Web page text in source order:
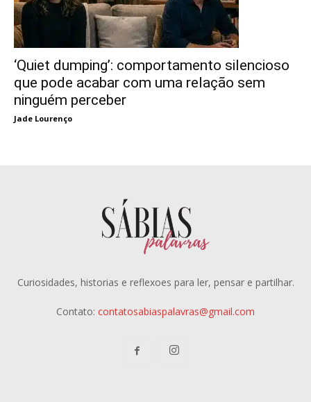
‘Quiet dumping’: comportamento silencioso
que pode acabar com uma relação sem
ninguém perceber
Jade Lourenço
Curiosidades, historias e reflexoes para ler, pensar e partilhar.
Contato: contatosabiaspalavras@gmail.com